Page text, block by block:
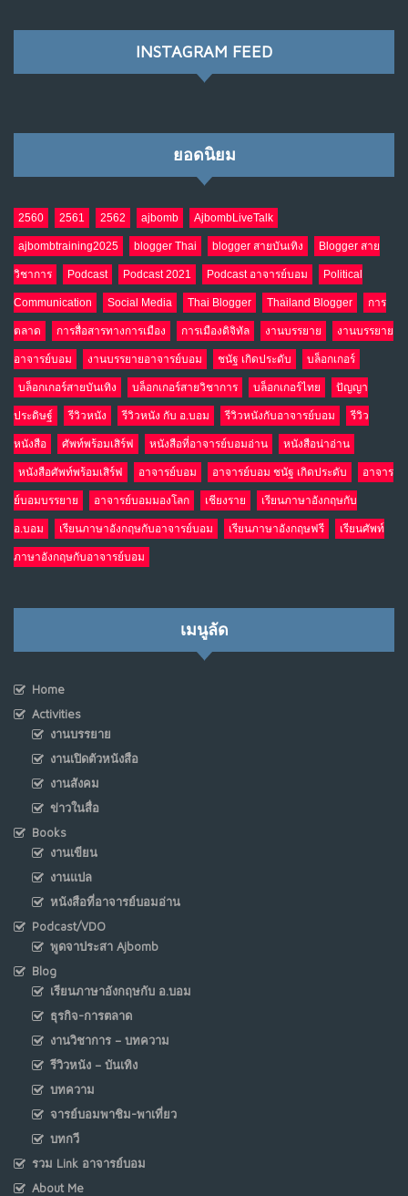
NO COMMENTS
เมื่อโลกออนไลน์ กลายเป็น“ศาลเตี้ย”
9
NO COMMENTS
10 อินโดนีเซีย กับเกมอำนาจที่มองไม่เห็น
เม.ย. 19, 2026
NO COMMENTS
INSTAGRAM FEED
ยอดนิยม
2560 2561 2562 ajbomb AjbombLiveTalk
ajbombtraining2025 blogger Thai blogger สายบันเทิง Blogger สาย
วิชาการ Podcast Podcast 2021 Podcast อาจารย์บอม Political
Communication Social Media Thai Blogger Thailand Blogger การ
ตลาด การสื่อสารทางการเมือง การเมืองดิจิทัล งานบรรยาย งานบรรยาย
อาจารย์บอม งานบรรยายอาจารย์บอม ชนัฐ เกิดประดับ บล็อกเกอร์
บล็อกเกอร์สายบันเทิง บล็อกเกอร์สายวิชาการ บล็อกเกอร์ไทย ปัญญา
ประดิษฐ์ รีวิวหนัง รีวิวหนัง กับ อ.บอม รีวิวหนังกับอาจารย์บอม รีวิว
หนังสือ ศัพท์พร้อมเสิร์ฟ หนังสือที่อาจารย์บอมอ่าน หนังสือน่าอ่าน
หนังสือศัพท์พร้อมเสิร์ฟ อาจารย์บอม อาจารย์บอม ชนัฐ เกิดประดับ อาจาร
ย์บอมบรรยาย อาจารย์บอมมองโลก เชียงราย เรียนภาษาอังกฤษกับ
อ.บอม เรียนภาษาอังกฤษกับอาจารย์บอม เรียนภาษาอังกฤษฟรี เรียนศัพท์
ภาษาอังกฤษกับอาจารย์บอม
เมนูลัด
Home
Activities
งานบรรยาย
งานเปิดตัวหนังสือ
งานสังคม
ข่าวในสื่อ
Books
งานเขียน
งานแปล
หนังสือที่อาจารย์บอมอ่าน
Podcast/VDO
พูดจาประสา Ajbomb
Blog
เรียนภาษาอังกฤษกับ อ.บอม
ธุรกิจ-การตลาด
งานวิชาการ – บทความ
รีวิวหนัง – บันเทิง
บทความ
จารย์บอมพาชิม-พาเที่ยว
บทกวี
รวม Link อาจารย์บอม
About Me